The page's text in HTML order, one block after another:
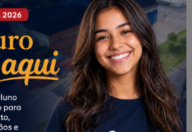
Agosto
SET
QUA QUI SEX SÁB
1